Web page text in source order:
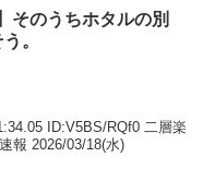
そのうちホタルの別
。
ID:V5BS/RQf0 二層楽
報 2026/03/18(水)